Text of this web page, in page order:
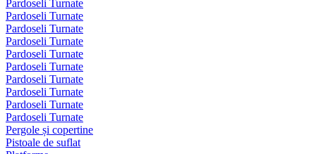
Pardoseli Turnate
Pardoseli Turnate
Pardoseli Turnate
Pardoseli Turnate
Pardoseli Turnate
Pardoseli Turnate
Pardoseli Turnate
Pardoseli Turnate
Pardoseli Turnate
Pardoseli Turnate
Pergole și copertine
Pistoale de suflat